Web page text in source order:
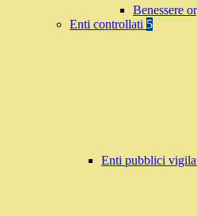
Benessere
Enti controllati 5
Enti pubblici